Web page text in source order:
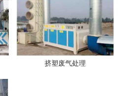
挤塑废气处理